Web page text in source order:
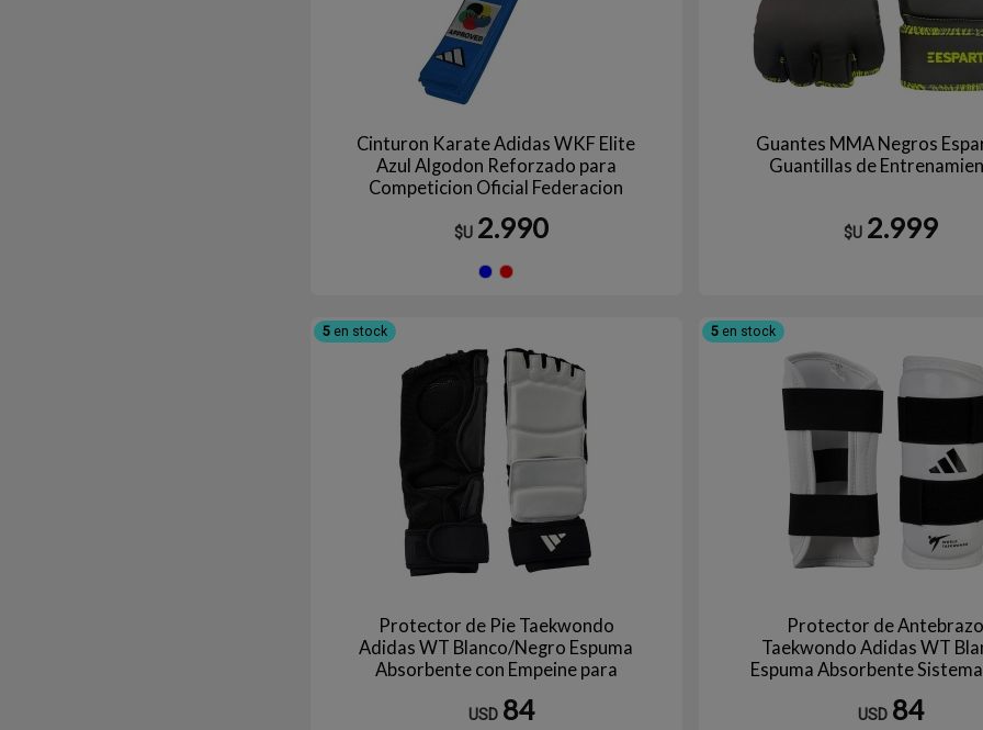
Cinturon Karate Adidas WKF Elite
Azul Algodon Reforzado para
Competicion Oficial Federacion
$U 2.990
Guantes MMA Negros
Guantillas de
$U 2.999
5en stock
Protector de Pie Taekwondo
Adidas WT Blanco/Negro Espuma
Absorbente con Empeine para
WT
USD 84
5 en stock
Protector de Antebrazo
Taekwondo Adidas WT
Espuma Absorbente
USD 84